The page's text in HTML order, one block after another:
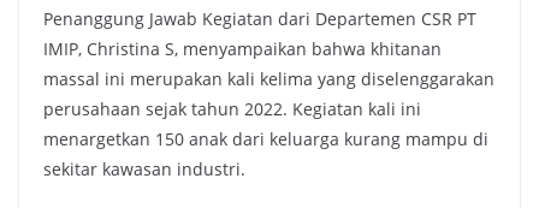
Penanggung Jawab Kegiatan dari Departemen CSR PT
IMIP, Christina S, menyampaikan bahwa khitanan
massal ini merupakan kali kelima yang diselenggarakan
perusahaan sejak tahun 2022. Kegiatan kali ini
menargetkan 150 anak dari keluarga kurang mampu di
sekitar kawasan industri.